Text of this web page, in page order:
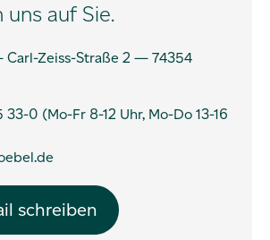
auf Sie.
Zeiss-Straße 2 — 74354
33-0 (Mo-Fr 8-12 Uhr, Mo-Do 13-16
schreiben